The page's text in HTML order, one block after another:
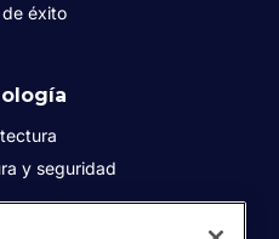
éxito
y seguridad